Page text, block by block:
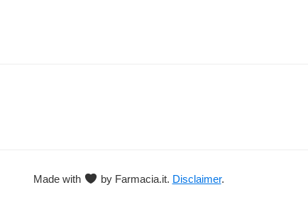
Made with by Farmacia.it. Disclaimer.